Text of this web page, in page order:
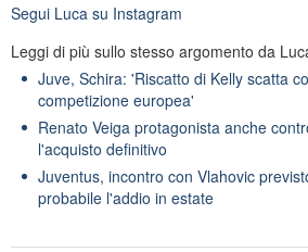
Segui Luca su Instagram
Leggi di più sullo stesso argomento da
Juve, Schira: 'Riscatto di Kelly scatta
competizione europea'
Renato Veiga protagonista anche
l'acquisto definitivo
Juventus, incontro con Vlahovic
probabile l'addio in estate